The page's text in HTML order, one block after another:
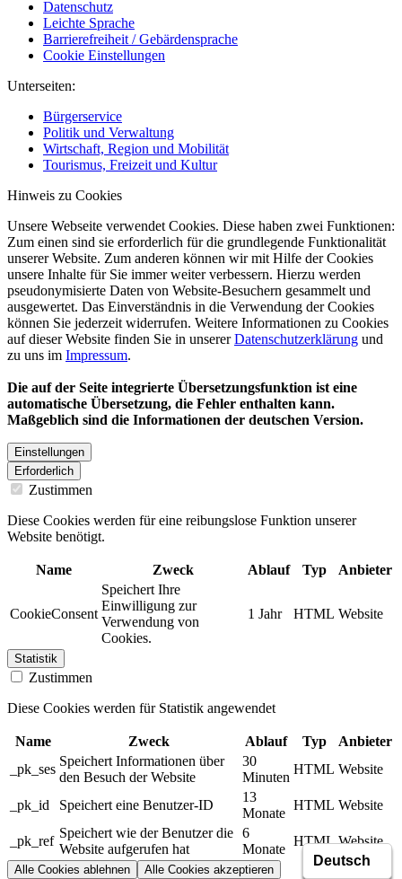
Datenschutz
Leichte Sprache
Barrierefreiheit / Gebärdensprache
Cookie Einstellungen
Unterseiten:
Bürgerservice
Politik und Verwaltung
Wirtschaft, Region und Mobilität
Tourismus, Freizeit und Kultur
Hinweis zu Cookies
Unsere Webseite verwendet Cookies. Diese haben zwei Funktionen:
Zum einen sind sie erforderlich für die grundlegende Funktionalität
unserer Website. Zum anderen können wir mit Hilfe der Cookies
unsere Inhalte für Sie immer weiter verbessern. Hierzu werden
pseudonymisierte Daten von Website-Besuchern gesammelt und
ausgewertet. Das Einverständnis in die Verwendung der Cookies
können Sie jederzeit widerrufen. Weitere Informationen zu Cookies
auf dieser Website finden Sie in unsererDatenschutzerklärung und
zu uns im Impressum.
Die auf der Seite integrierte Übersetzungsfunktion ist eine
automatische Übersetzung, die Fehler enthalten kann.
Maßgeblich sind die Informationen der deutschen Version.
Einstellungen
Erforderlich
Zustimmen
Diese Cookies werden für eine reibungslose Funktion unserer
Website benötigt.
Name Zweck Ablauf Typ Anbieter
CookieConsent
Speichert Ihre
Einwilligung zur
Verwendung von
Cookies.
1 Jahr HTML Website
Statistik
Zustimmen
Diese Cookies werden für Statistik angewendet
Name Zweck Ablauf Typ
Anbieter
_pk_ses
Speichert Informationen über
den Besuch der Website
30
Minuten
HTML Website
_pk_id Speichert eine Benutzer-ID
13
Monate
HTML Website
_pk_ref
Speichert wie der Benutzer die
Website aufgerufen hat
6
Monate
HTML Website
Alle Cookies ablehnen Alle Cookies akzeptieren